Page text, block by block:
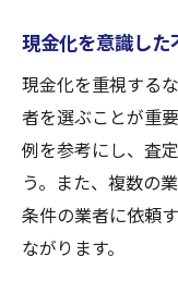
現金化を意識し
現金化を重視する
者を選ぶことが重
例を参考にし、査
う。また、複数の
条件の業者に依頼
ながります。